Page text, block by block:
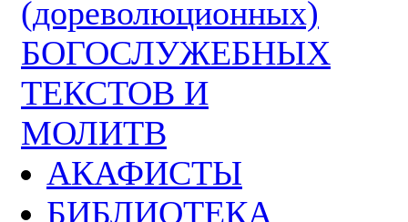
(дореволюционных)
БОГОСЛУЖЕБНЫХ
ТЕКСТОВ И
МОЛИТВ
АКАФИСТЫ
БИБЛИОТЕКА